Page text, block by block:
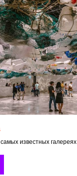
известных галереях